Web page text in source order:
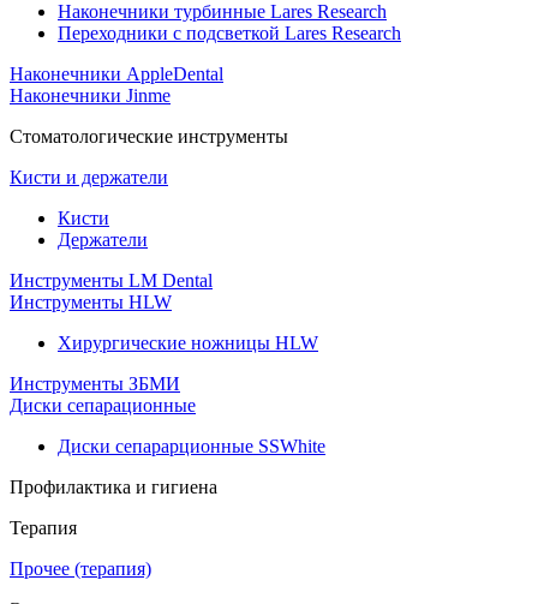
Наконечники турбинные Lares Research
Переходники с подсветкой Lares Research
Наконечники AppleDental
Наконечники Jinme
Стоматологические инструменты
Кисти и держатели
Кисти
Держатели
Инструменты LM Dental
Инструменты HLW
Хирургические ножницы HLW
Инструменты ЗБМИ
Диски сепарационные
Диски сепарарционные SSWhite
Профилактика и гигиена
Терапия
Прочее (терапия)